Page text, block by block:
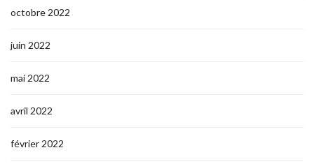
octobre 2022
juin 2022
mai 2022
avril 2022
février 2022